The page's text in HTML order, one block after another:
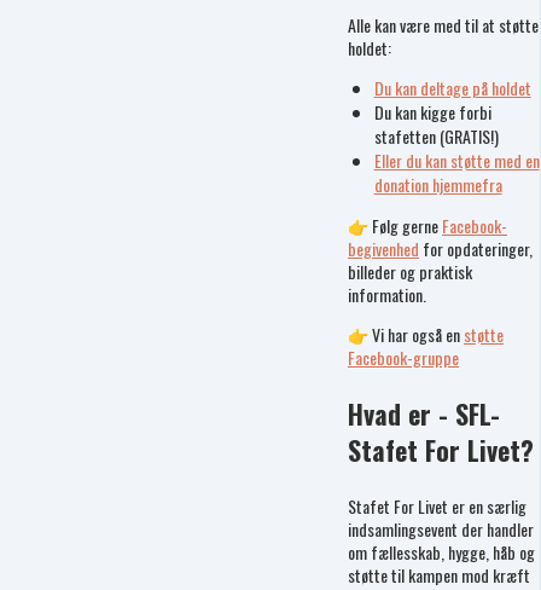
Alle kan være med til at støtte
holdet:
Du kan deltage på holdet
Du kan kigge forbi
stafetten (GRATIS!)
Eller du kan støtte med en
donation hjemmefra
👉 Følg gerneFacebook-
begivenhed for opdateringer,
billeder og praktisk
information.
👉 Vi har også enstøtte
Facebook-gruppe
Hvad er - SFL-
Stafet For Livet?
Stafet For Livet er en særlig
indsamlingsevent der handler
om fællesskab, hygge, håb og
støtte til kampen mod kræft